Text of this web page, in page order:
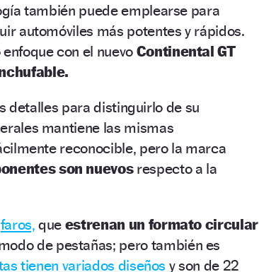
también puede emplearse para
automóviles más potentes y rápidos.
con el nuevo Continental GT
detalles para distinguirlo de su
mantiene las mismas
reconocible, pero la marca
son nuevosrespecto a la
faros, que estrenan un formato circular
de pestañas; pero también es
tienen variados diseños y son de 22